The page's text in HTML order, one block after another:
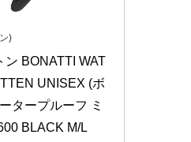
)
ン BONATTI WAT
UNISEX (ボ
タープルーフ ミ
BLACK M/L